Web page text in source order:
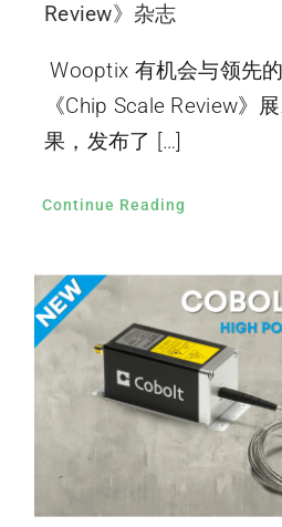
Review》杂志
Wooptix 有机会与领先
《Chip Scale Review》
果，发布了 […]
Continue Reading